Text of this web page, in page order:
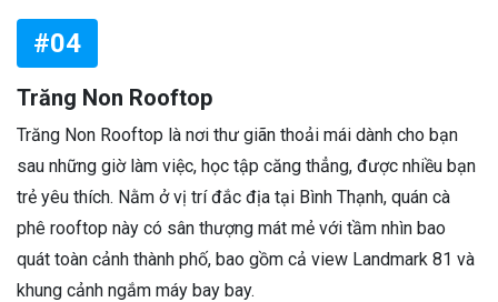
#04
Trăng Non Rooftop
Trăng Non Rooftop là nơi thư giãn thoải mái dành cho bạn
sau những giờ làm việc, học tập căng thẳng, được nhiều bạn
trẻ yêu thích. Nằm ở vị trí đắc địa tại Bình Thạnh, quán cà
phê rooftop này có sân thượng mát mẻ với tầm nhìn bao
quát toàn cảnh thành phố, bao gồm cả view Landmark 81 và
khung cảnh ngắm máy bay bay.